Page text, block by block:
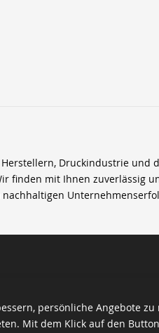
Druckindustrie
finden mit Ihnen zuverlässig
persönliche Angebote zu
Mit dem Klick auf den Button